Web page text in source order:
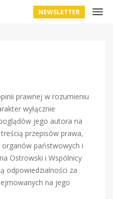
NEWSLETTER
prawnej w rozumieniu
wyłącznie
jego autora na
przepisów prawa,
państwowych i
Ostrowski i Wspólnicy
odpowiedzialności za
na jego